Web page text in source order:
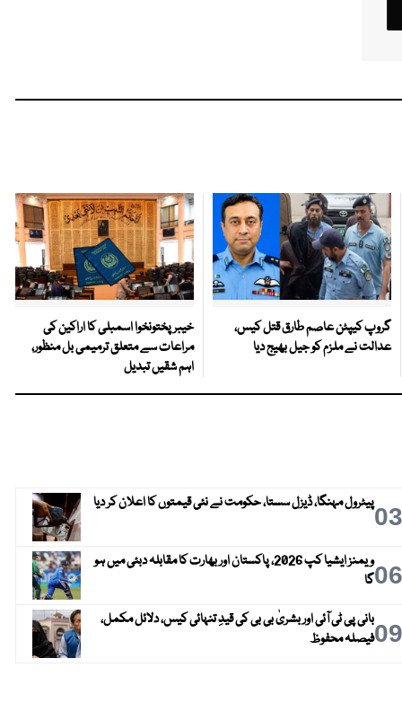
گروپ کیپٹن عاصم طارق قتل کیس،
عدالت نے ملزم کو جیل بھیج دیا
خیبرپختونخوا اسمبلی کا اراکین کی
مراعات سے متعلق ترمیمی بل منظور،
اہم شقیں تبدیل
03پیٹرول مہنگا، ڈیزل سستا، حکومت نے نئی قیمتوں کا اعلان کر دیا
06
ویمنز ایشیا کپ 2026، پاکستان اور بھارت کا مقابلہ دبئی میں ہو
گا
09بانی پی ٹی آئی اور بشریٰ بی بی کی قیدِ تنہائی کیس، دلائل مکمل،
فیصلہ محفوظ